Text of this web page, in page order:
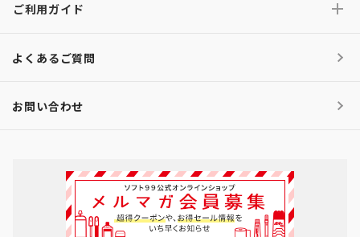
ご利用ガイド
よくあるご質問
お問い合わせ